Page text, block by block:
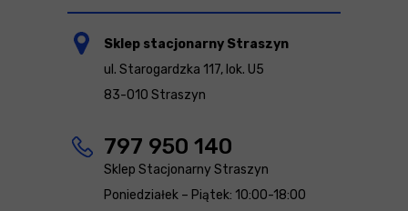
Sklep stacjonarny Straszyn
ul. Starogardzka 117, lok. U5
83-010 Straszyn
797 950 140
Sklep Stacjonarny Straszyn
Poniedziałek – Piątek: 10:00-18:00